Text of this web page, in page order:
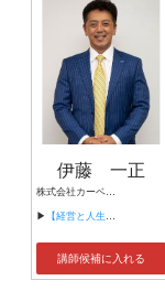
伊藤 一正
株式会社カーベル代表取締役社長 プロレスラーカーベル伊藤
▶ 【経営と人生がHappyになる3つのキーワード】
講師候補に入れる